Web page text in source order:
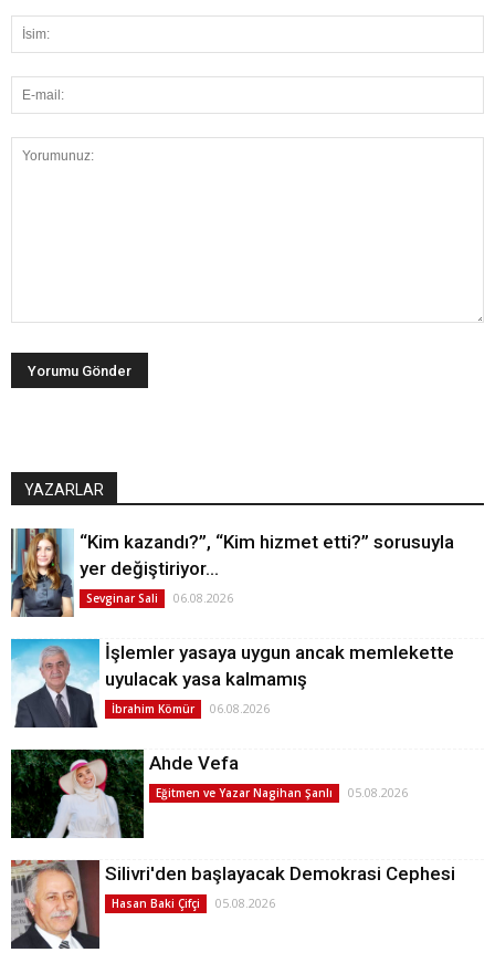
YAZARLAR
“Kim kazandı?”, “Kim hizmet etti?” sorusuyla
yer değiştiriyor…
Sevginar Sali 06.08.2026
İşlemler yasaya uygun ancak memlekette
uyulacak yasa kalmamış
İbrahim Kömür 06.08.2026
Ahde Vefa
Eğitmen ve Yazar Nagihan Şanlı 05.08.2026
Silivri'den başlayacak Demokrasi Cephesi
Hasan Baki Çifçi 05.08.2026